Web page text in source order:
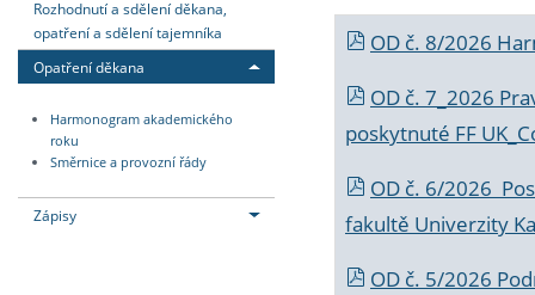
Rozhodnutí a sdělení děkana,
opatření a sdělení tajemníka
Opatření děkana
Harmonogram akademického
roku
Směrnice a provozní řády
Zápisy
OD č. 8/2026
OD č. 7_2026
poskytnuté FF
OD č. 6/2026
fakultě Univerzity
OD č. 5/2026